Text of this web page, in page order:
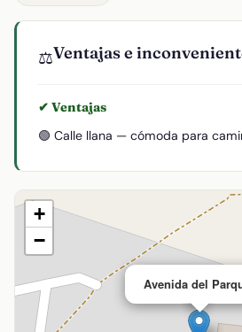
⚖️Ventajas e
✔ Ventajas
🟢 Calle llana — cómoda para
Avenida del
+
−